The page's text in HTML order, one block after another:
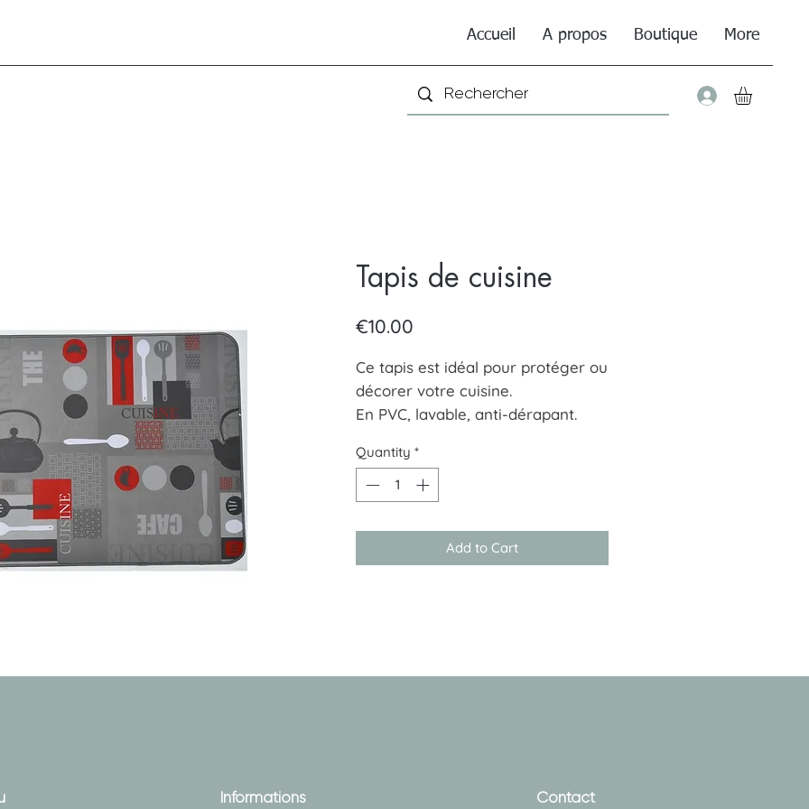
Accueil A propos Boutique More
Connexion
Tapis de cuisine
€10.00
Ce tapis est idéal pour protéger ou
décorer votre cuisine.
En PVC, lavable, anti-dérapant.
Quantity *
Add to Cart
Informations Contact